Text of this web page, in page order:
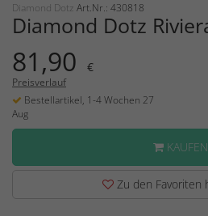
Diamond Dotz Art.Nr.: 430818
Diamond Dotz
81,90 €
Preisverlauf
Bestellartikel, 1-4 Wochen 27
Aug
KAUFEN
Zu den Favoriten